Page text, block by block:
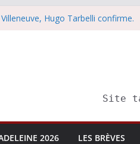
Les brèves du mercredi 5 août
Site
2026 LES BRÈVES